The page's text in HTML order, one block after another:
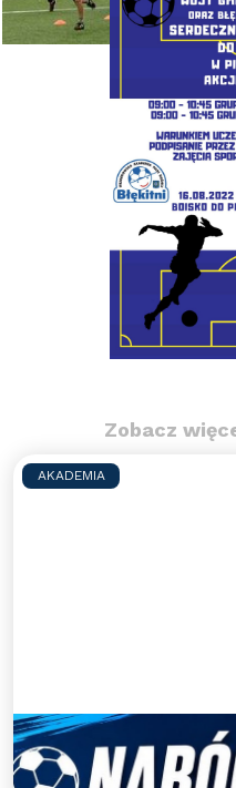
Zobacz
AKADEMIA
Nabory
Błękitni